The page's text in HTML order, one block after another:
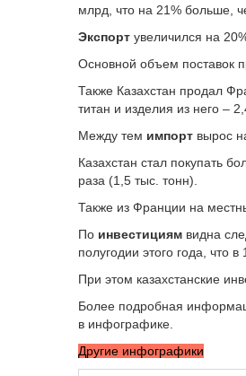
млрд, что на 21% больше,
Экспорт увеличился на
Основной объем поставок
Также Казахстан продал
титан и изделия из него –
Между тем импорт вырос
Казахстан стал покупать
раза (1,5 тыс. тонн).
Также из Франции на
По инвестициям видна
полугодии этого года, что
При этом казахстанские
Более подробная
в инфографике.
Другие инфографики